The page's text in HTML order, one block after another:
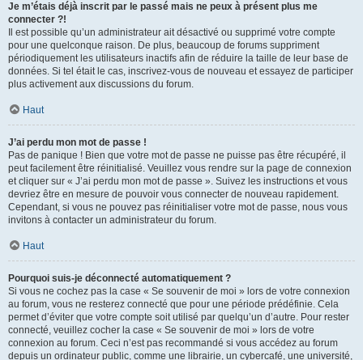
Je m’étais déjà inscrit par le passé mais ne peux à présent plus me
connecter ?!
Il est possible qu’un administrateur ait désactivé ou supprimé votre compte
pour une quelconque raison. De plus, beaucoup de forums suppriment
périodiquement les utilisateurs inactifs afin de réduire la taille de leur base de
données. Si tel était le cas, inscrivez-vous de nouveau et essayez de participer
plus activement aux discussions du forum.
Haut
J’ai perdu mon mot de passe !
Pas de panique ! Bien que votre mot de passe ne puisse pas être récupéré, il
peut facilement être réinitialisé. Veuillez vous rendre sur la page de connexion
et cliquer sur « J’ai perdu mon mot de passe ». Suivez les instructions et vous
devriez être en mesure de pouvoir vous connecter de nouveau rapidement.
Cependant, si vous ne pouvez pas réinitialiser votre mot de passe, nous vous
invitons à contacter un administrateur du forum.
Haut
Pourquoi suis-je déconnecté automatiquement ?
Si vous ne cochez pas la case « Se souvenir de moi » lors de votre connexion
au forum, vous ne resterez connecté que pour une période prédéfinie. Cela
permet d’éviter que votre compte soit utilisé par quelqu’un d’autre. Pour rester
connecté, veuillez cocher la case « Se souvenir de moi » lors de votre
connexion au forum. Ceci n’est pas recommandé si vous accédez au forum
depuis un ordinateur public, comme une librairie, un cybercafé, une université,